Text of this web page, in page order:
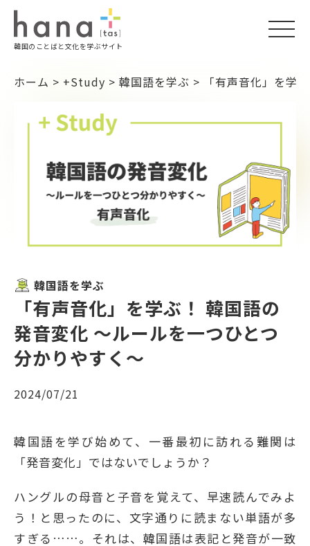
韓国のことばと文化を学ぶサイト
ホーム > +Study > 韓国語を学ぶ > 「有声音化」を学
韓国語を学ぶ
「有声音化」を学ぶ！ 韓国語の
発音変化 〜ルールを一つひとつ
分かりやすく〜
2024/07/21
韓国語を学び始めて、一番最初に訪れる難関は
「発音変化」ではないでしょうか？
ハングルの母音と子音を覚えて、早速読んでみよ
う！と思ったのに、文字通りに読まない単語が多
すぎる……。それは、韓国語は表記と発音が一致